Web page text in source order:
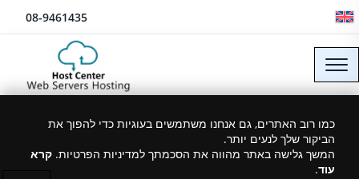
דלג לתוכן 08-9461435
כמו רוב האתרים, גם אנחנו משתמשים בעוגיות כדי להפוך את
הביקור שלך לנעים יותר.
המשך גלישה באתר מהווה את הסכמתך למדיניות הפרטיות. קרא
עוד.
27/07/2025